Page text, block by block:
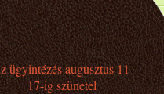
sz. fotók, kfed., pbor., 26*26 cm. Szép
Ft
ügyintézés augusztus 11-
17-ig szünetel